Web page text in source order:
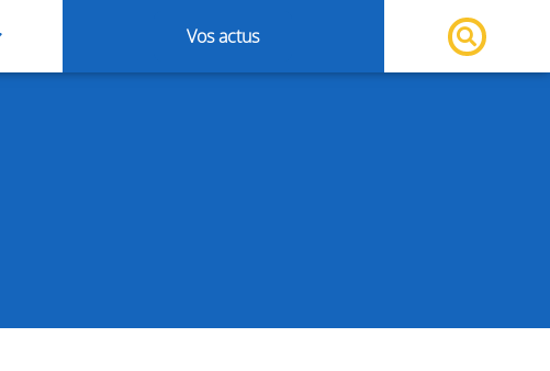
Vos actus